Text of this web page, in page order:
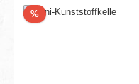
%Rabatt